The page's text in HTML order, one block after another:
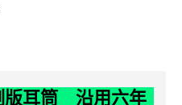
版耳筒 沿用六年